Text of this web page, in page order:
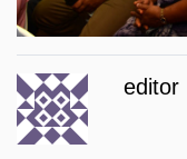
editor